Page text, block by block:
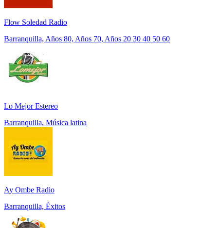
Flow Soledad Radio
Barranquilla, Años 80, Años 70, Años 20 30 40 50 60
Lo Mejor Estereo
Barranquilla, Música latina
Ay Ombe Radio
Barranquilla, Éxitos